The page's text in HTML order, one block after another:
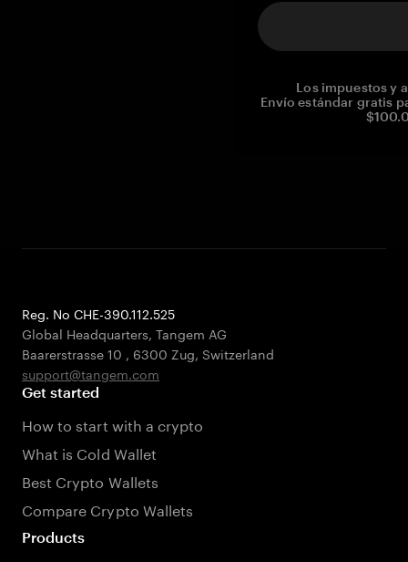
Los impuestos y
Envío estándar gratis
Reg. No CHE-390.112.525
Global Headquarters, Tangem AG
Baarerstrasse 10 , 6300 Zug, Switzerland
support@tangem.com
Get started
How to start with a crypto
What is Cold Wallet
Best Crypto Wallets
Compare Crypto Wallets
Products